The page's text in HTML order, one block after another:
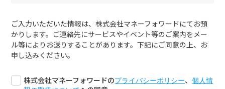
ご入力いただいた情報は、株式会社マネーフォワードにてお預
かりします。ご連絡先にサービスやイベント等のご案内をメー
ル等によりお送りすることがあります。下記にご同意の上、お
申し込みください。
株式会社マネーフォワードのプライバシーポリシー、個人情